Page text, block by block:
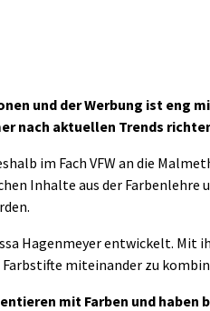
und der Werbung ist eng
nach aktuellen Trends
im Fach VFW an die
Inhalte aus der Farbenlehre
Hagenmeyer entwickelt. Mit
miteinander zu
mit Farben und haben